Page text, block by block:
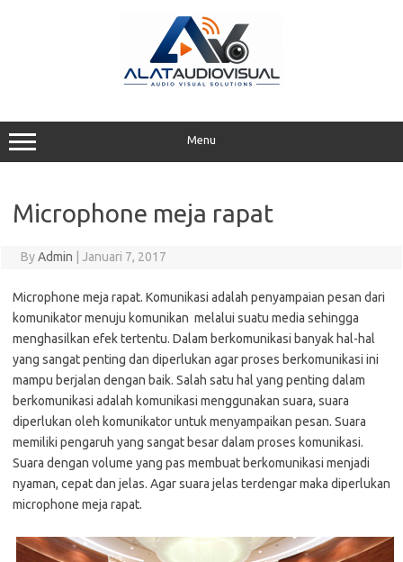
Menu
Microphone meja rapat
ByAdmin Januari 7, 2017
Microphone meja rapat. Komunikasi adalah penyampaian pesan dari
komunikator menuju komunikan melalui suatu media sehingga
menghasilkan efek tertentu. Dalam berkomunikasi banyak hal-hal
yang sangat penting dan diperlukan agar proses berkomunikasi ini
mampu berjalan dengan baik. Salah satu hal yang penting dalam
berkomunikasi adalah komunikasi menggunakan suara, suara
diperlukan oleh komunikator untuk menyampaikan pesan. Suara
memiliki pengaruh yang sangat besar dalam proses komunikasi.
Suara dengan volume yang pas membuat berkomunikasi menjadi
nyaman, cepat dan jelas. Agar suara jelas terdengar maka diperlukan
microphone meja rapat.